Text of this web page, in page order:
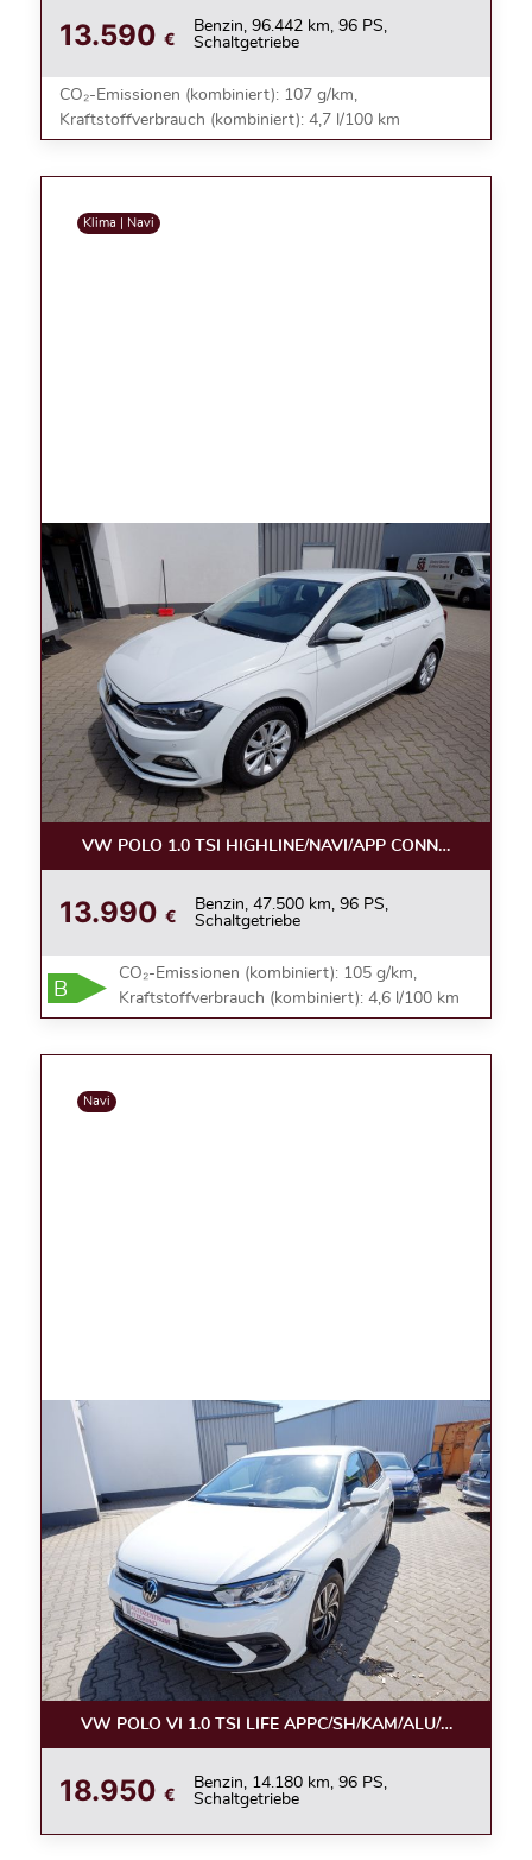
13.590 €
Benzin, 96.442 km, 96 PS,
Schaltgetriebe
CO₂-Emissionen (kombiniert): 107 g/km,
Kraftstoffverbrauch (kombiniert): 4,7 l/100 km
Klima | Navi
VW POLO 1.0 TSI HIGHLINE/NAVI/APP CONNECT/ALU
13.990 €
Benzin, 47.500 km, 96 PS,
Schaltgetriebe
B
CO₂-Emissionen (kombiniert): 105 g/km,
Kraftstoffverbrauch (kombiniert): 4,6 l/100 km
Navi
VW POLO VI 1.0 TSI LIFE APPC/SH/KAM/ALU/LED
18.950 €
Benzin, 14.180 km, 96 PS,
Schaltgetriebe